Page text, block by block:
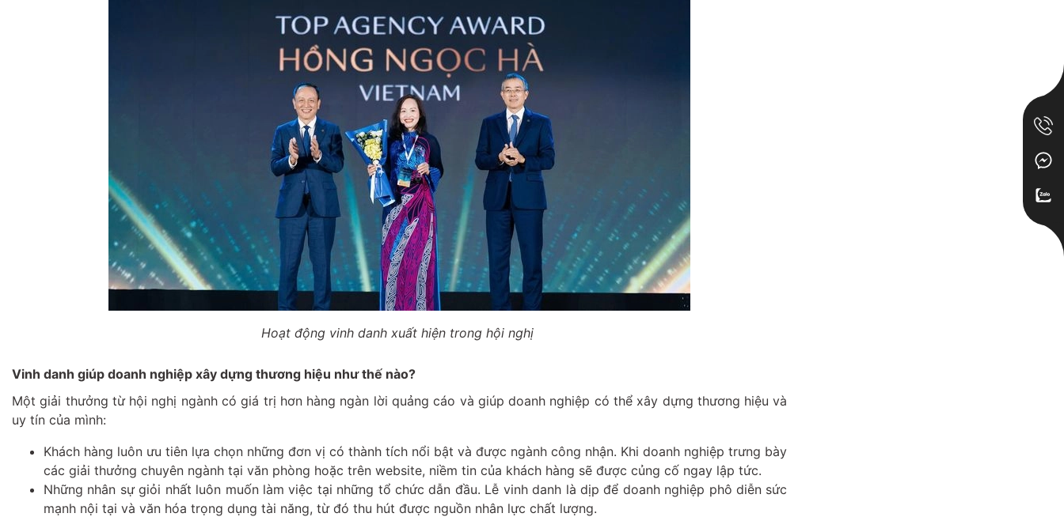
Hoạt động vinh danh xuất hiện trong hội nghị
Vinh danh giúp doanh nghiệp xây dựng thương hiệu như thế nào?
Một giải thưởng từ hội nghị ngành có giá trị hơn hàng ngàn lời quảng cáo và giúp doanh nghiệp có thể xây dựng thương hiệu và
uy tín của mình:
Khách hàng luôn ưu tiên lựa chọn những đơn vị có thành tích nổi bật và được ngành công nhận. Khi doanh nghiệp trưng bày
các giải thưởng chuyên ngành tại văn phòng hoặc trên website, niềm tin của khách hàng sẽ được củng cố ngay lập tức.
Những nhân sự giỏi nhất luôn muốn làm việc tại những tổ chức dẫn đầu. Lễ vinh danh là dịp để doanh nghiệp phô diễn sức
mạnh nội tại và văn hóa trọng dụng tài năng, từ đó thu hút được nguồn nhân lực chất lượng.